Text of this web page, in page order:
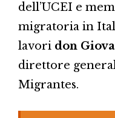
dell’UCEI e
migratoria in
lavori don
direttore
Migrantes.